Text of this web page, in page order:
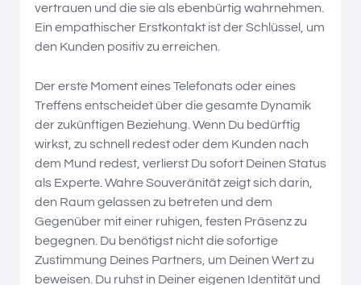
vertrauen und die sie als ebenbürtig wahrnehmen.
Ein empathischer Erstkontakt ist der Schlüssel, um
den Kunden positiv zu erreichen.
Der erste Moment eines Telefonats oder eines
Treffens entscheidet über die gesamte Dynamik
der zukünftigen Beziehung. Wenn Du bedürftig
wirkst, zu schnell redest oder dem Kunden nach
dem Mund redest, verlierst Du sofort Deinen Status
als Experte. Wahre Souveränität zeigt sich darin,
den Raum gelassen zu betreten und dem
Gegenüber mit einer ruhigen, festen Präsenz zu
begegnen. Du benötigst nicht die sofortige
Zustimmung Deines Partners, um Deinen Wert zu
beweisen. Du ruhst in Deiner eigenen Identität und